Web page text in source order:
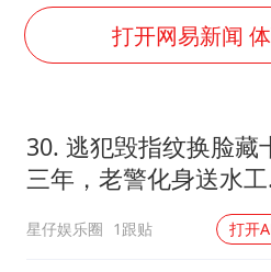
《龙餐
《披荆
以军士兵
打开网易新闻
30. 逃犯毁指纹换脸藏
三年，老警化身送水工
星仔娱乐圈 1跟贴 打开